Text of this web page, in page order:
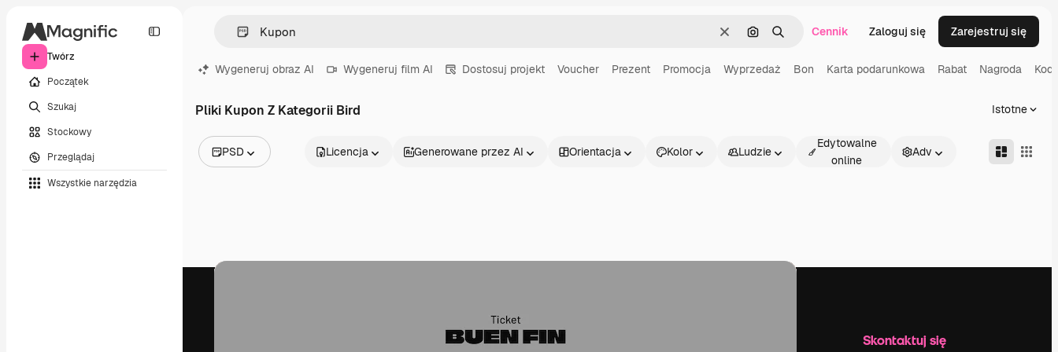
Twórz
Początek
Szukaj
Stockowy
Przeglądaj
Wszystkie narzędzia
WyczyśćSzukaj według obrazu
SzukajCennik Zaloguj się Zarejestruj się
Wygeneruj obraz AI Wygeneruj film AI Dostosuj projekt Voucher Prezent Promocja Wyprzedaż Bon Karta podarunkowa Rabat Nagroda Kod
Pliki Kupon Z Kategorii Bird Istotne
PSD
Filmy
Licencja Generowane przez AI Orientacja Kolor Ludzie
Edytowalne
online
Adv
Produkty Skontaktuj się